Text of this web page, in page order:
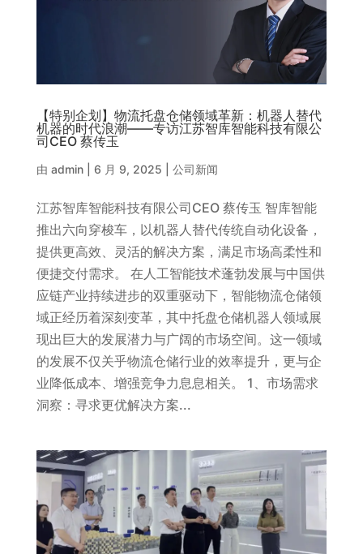
【特别企划】物流托盘仓储领域革新：机器人替代
机器的时代浪潮——专访江苏智库智能科技有限公
司CEO 蔡传玉
由 admin| 6 月 9, 2025 公司新闻
江苏智库智能科技有限公司CEO 蔡传玉 智库智能
推出六向穿梭车，以机器人替代传统自动化设备，
提供更高效、灵活的解决方案，满足市场高柔性和
便捷交付需求。 在人工智能技术蓬勃发展与中国供
应链产业持续进步的双重驱动下，智能物流仓储领
域正经历着深刻变革，其中托盘仓储机器人领域展
现出巨大的发展潜力与广阔的市场空间。这一领域
的发展不仅关乎物流仓储行业的效率提升，更与企
业降低成本、增强竞争力息息相关。 1、市场需求
洞察：寻求更优解决方案...